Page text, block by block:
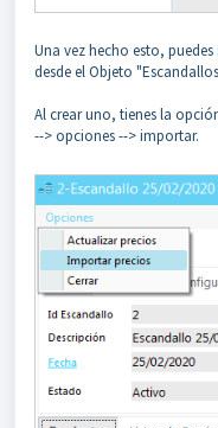
Una vez hecho esto,
desde el Objeto
Al crear uno, tienes la
--> opciones --> importar.